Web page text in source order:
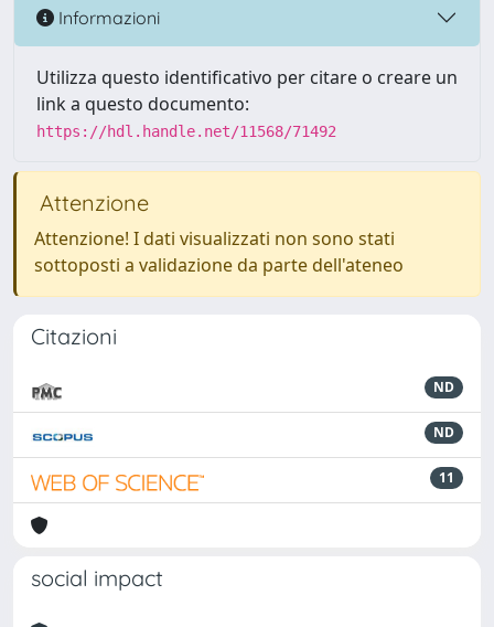
Informazioni
Utilizza questo identificativo per citare o creare un
link a questo documento:
https://hdl.handle.net/11568/71492
Attenzione
Attenzione! I dati visualizzati non sono stati
sottoposti a validazione da parte dell'ateneo
Citazioni
ND
ND
11
social impact